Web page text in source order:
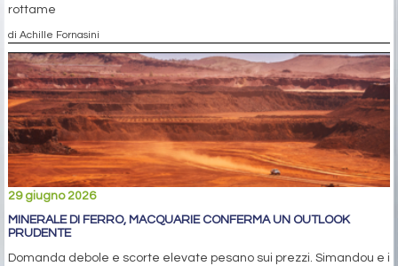
rottame
di Achille Fornasini
29 giugno 2026
MINERALE DI FERRO, MACQUARIE CONFERMA UN OUTLOOK
PRUDENTE
Domanda debole e scorte elevate pesano sui prezzi. Simandou e i